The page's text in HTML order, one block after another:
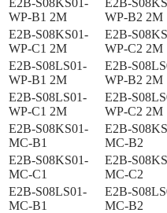
WP-B1 2M
WP-B2 2M
E2B-S08KS01-
WP-C1 2M
E2B-
WP-C2 2M
E2B-S08LS01-
WP-B1 2M
E2B-
WP-B2 2M
E2B-S08LS01-
WP-C1 2M
E2B-
WP-C2 2M
E2B-S08KS01-
MC-B1
E2B-
MC-B2
E2B-S08KS01-
MC-C1
E2B-
MC-C2
E2B-S08LS01-
MC-B1
E2B-
MC-B2